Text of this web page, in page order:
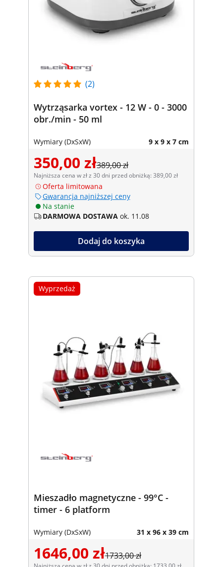
(2)
Wytrząsarka vortex - 12 W - 0 - 3000
obr./min - 50 ml
Wymiary (DxSxW) 9 x 9 x 7 cm
350,00 zł389,00 zł
Najniższa cena w zł z 30 dni przed obniżką: 389,00 zł
Oferta limitowana
Gwarancja najniższej ceny
Na stanie
DARMOWA DOSTAWA ok. 11.08
Dodaj do koszyka
Wyprzedaż
Mieszadło magnetyczne - 99°C -
timer - 6 platform
Wymiary (DxSxW) 31 x 96 x 39 cm
1646,00 zł1733,00 zł